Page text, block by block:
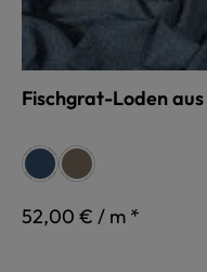
Fischgrat-Loden
Farbe auswählen
jeans braunmeliert
52,00 € / m *